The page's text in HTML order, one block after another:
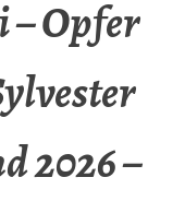
Opfer
2026 –